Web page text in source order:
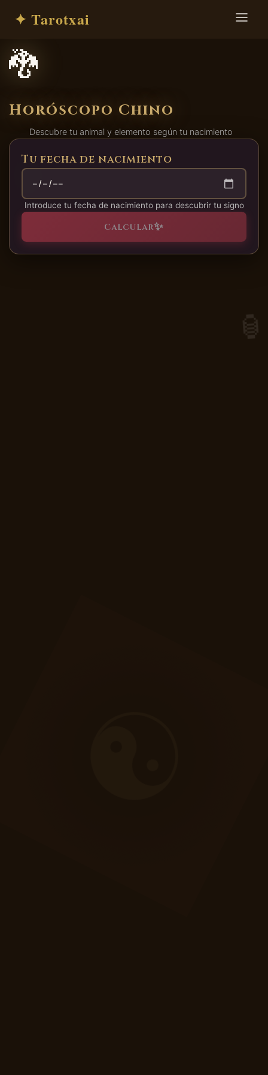
✦ Tarotxai
🐉
Horóscopo Chino
Descubre tu animal y elemento según tu nacimiento
Tu fecha de nacimiento
Introduce tu fecha de nacimiento para descubrir tu signo
Calcular✨